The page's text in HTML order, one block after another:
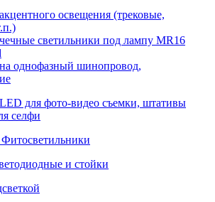
освещения (трековые,
светильники под лампу MR16
однофазный шинопровод,
для фото-видео съемки, штативы
селфи
и стойки